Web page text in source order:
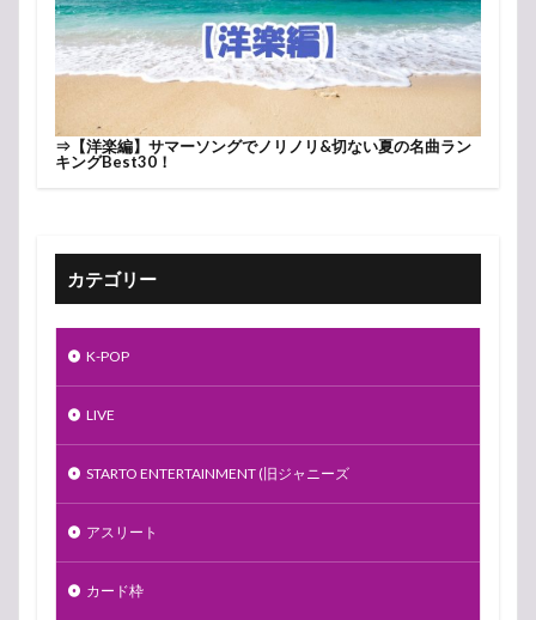
⇒ 【洋楽編】サマーソングでノリノリ&切ない夏の名曲ラン
キングBest30！
カテゴリー
K-POP
LIVE
STARTO ENTERTAINMENT (旧ジャニーズ
アスリート
カード枠